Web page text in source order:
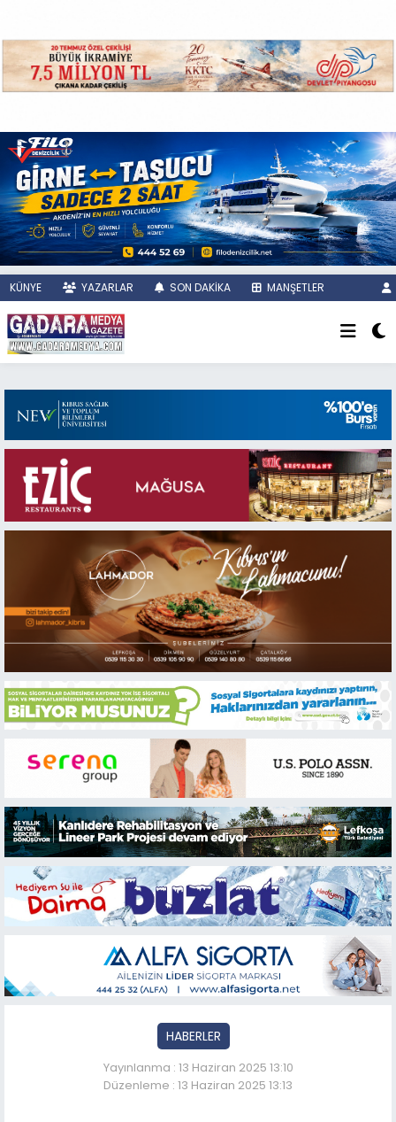
KÜNYE YAZARLAR SON DAKİKA MANŞETLER
HABERLER
Yayınlanma : 13 Haziran 2025 13:10
Düzenleme : 13 Haziran 2025 13:13